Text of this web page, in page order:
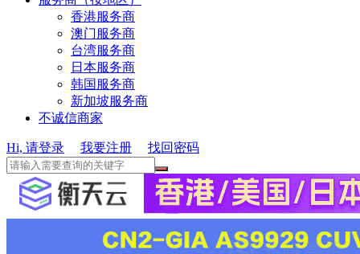
香港服务商
澳门服务商
台湾服务商
日本服务商
韩国服务商
新加坡服务商
不诚信商家
Hi, 请登录 我要注册 找回密码